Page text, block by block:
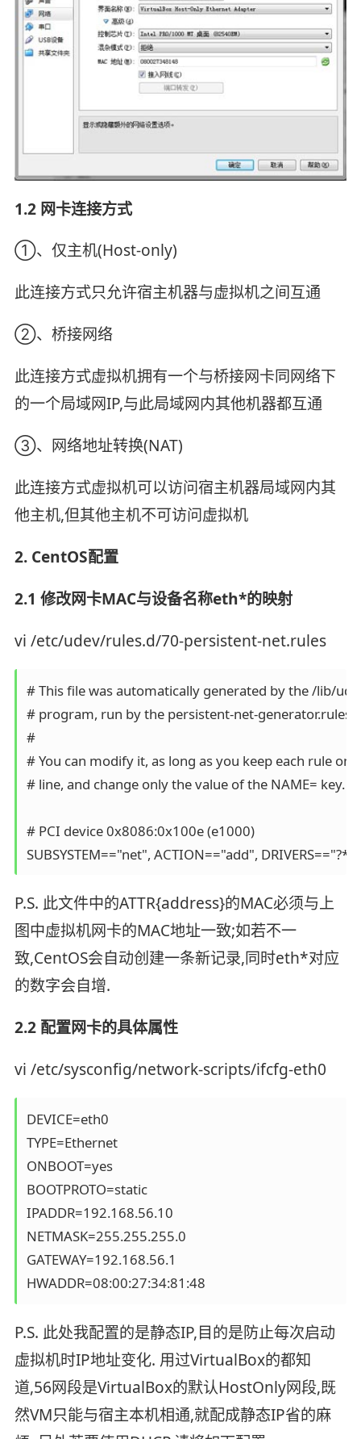
1.2 网卡连接方式
①、仅主机(Host-only)
此连接方式只允许宿主机器与虚拟机之间互通
②、桥接网络
此连接方式虚拟机拥有一个与桥接网卡同网络下
的一个局域网IP,与此局域网内其他机器都互通
③、网络地址转换(NAT)
此连接方式虚拟机可以访问宿主机器局域网内其
他主机,但其他主机不可访问虚拟机
2. CentOS配置
2.1 修改网卡MAC与设备名称eth*的映射
vi /etc/udev/rules.d/70-persistent-net.rules
# This file was automatically generated by the /lib/
# program, run by the persistent-net-generator.rules
#
# You can modify it, as long as you keep each rule on
# line, and change only the value of the NAME= key.
# PCI device 0x8086:0x100e (e1000)
P.S. 此文件中的ATTR{address}的MAC必须与上
图中虚拟机网卡的MAC地址一致;如若不一
致,CentOS会自动创建一条新记录,同时eth*对应
的数字会自增.
2.2 配置网卡的具体属性
vi /etc/sysconfig/network-scripts/ifcfg-eth0
DEVICE=eth0
TYPE=Ethernet
ONBOOT=yes
BOOTPROTO=static
IPADDR=192.168.56.10
NETMASK=255.255.255.0
GATEWAY=192.168.56.1
HWADDR=08:00:27:34:81:48
P.S. 此处我配置的是静态IP,目的是防止每次启动
虚拟机时IP地址变化. 用过VirtualBox的都知
道,56网段是VirtualBox的默认HostOnly网段,既
然VM只能与宿主本机相通,就配成静态IP省的麻